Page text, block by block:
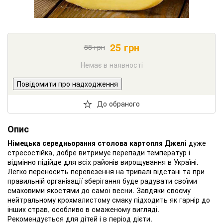
88грн 25грн
Немає в наявності
Повідомити про надходження
До обраного
Опис
Німецька середньорання столова картопля Джелі дуже
стресостійка, добре витримує перепади температур і
відмінно підійде для всіх районів вирощування в Україні.
Легко переносить перевезення на тривалі відстані та при
правильній організації зберігання буде радувати своїми
смаковими якостями до самої весни. Завдяки своєму
нейтральному крохмалистому смаку підходить як гарнір до
інших страв, особливо в смаженому вигляді.
Рекомендується для дітей і в період дієти.